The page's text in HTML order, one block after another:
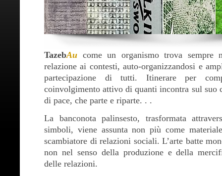
TazebAu come un organismo trova
relazione ai contesti, auto-organizzandosi e
partecipazione di tutti. Itinerare per
coinvolgimento attivo di quanti incontra sul suo
di pace, che parte e riparte. . .
La banconota palinsesto, trasformata
simboli, viene assunta non più come
scambiatore di relazioni sociali. L’arte batte
non nel senso della produzione e della
delle relazioni.